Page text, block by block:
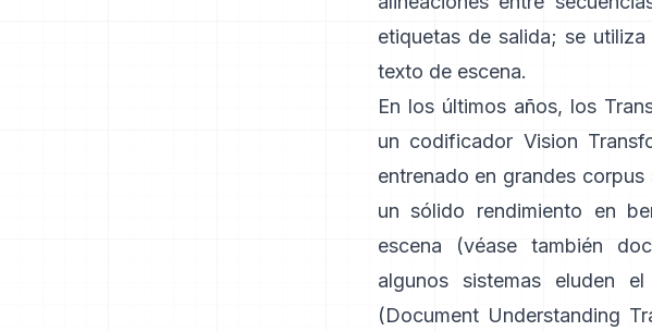
etiquetas de salida; se
texto de escena.
En los últimos años, los
un codificador Vision
entrenado en grandes
un sólido rendimiento en
escena (véase también
algunos sistemas eluden
(Document Understanding